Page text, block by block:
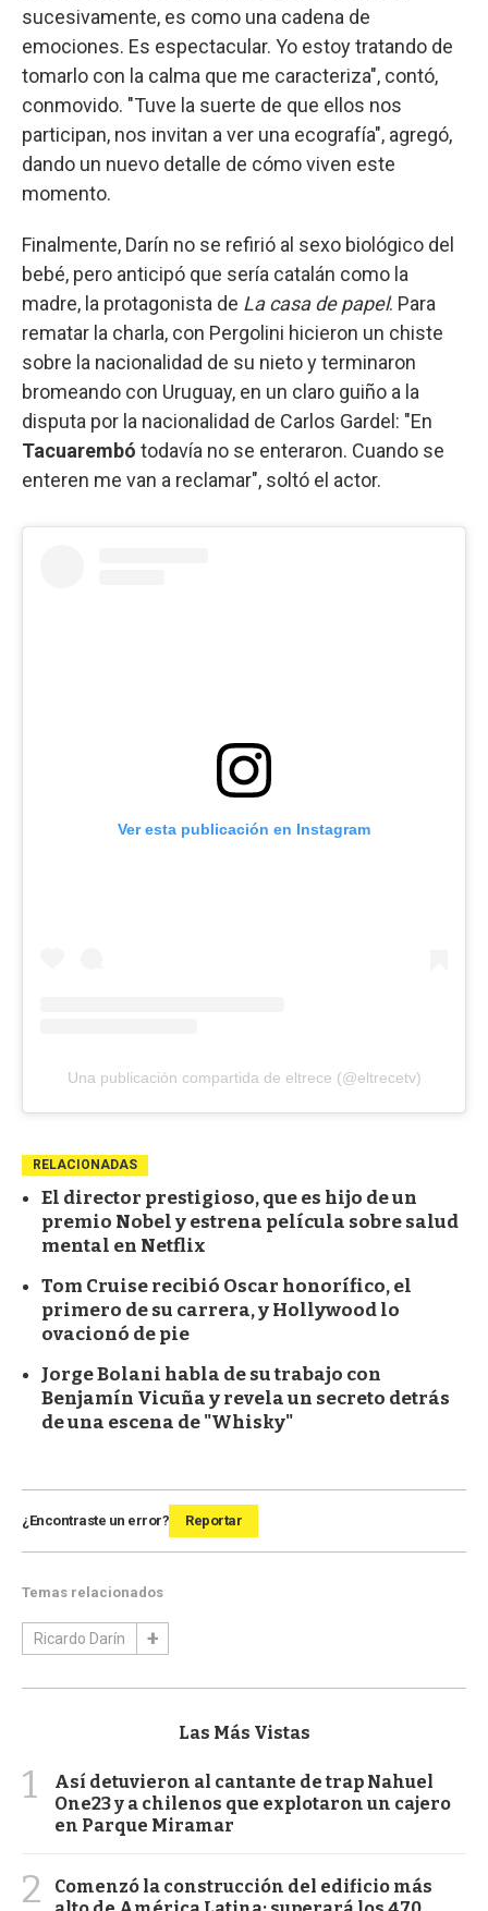
sucesivamente, es como una cadena de
emociones. Es espectacular. Yo estoy tratando de
tomarlo con la calma que me caracteriza", contó,
conmovido. "Tuve la suerte de que ellos nos
participan, nos invitan a ver una ecografía", agregó,
dando un nuevo detalle de cómo viven este
momento.
Finalmente, Darín no se refirió al sexo biológico del
bebé, pero anticipó que sería catalán como la
madre, la protagonista de La casa de papel. Para
rematar la charla, con Pergolini hicieron un chiste
sobre la nacionalidad de su nieto y terminaron
bromeando con Uruguay, en un claro guiño a la
disputa por la nacionalidad de Carlos Gardel: "En
Tacuarembó todavía no se enteraron. Cuando se
enteren me van a reclamar", soltó el actor.
Ver esta publicación en Instagram
Una publicación compartida de eltrece (@eltrecetv)
RELACIONADAS
El director prestigioso, que es hijo de un
premio Nobel y estrena película sobre salud
mental en Netflix
Tom Cruise recibió Oscar honorífico, el
primero de su carrera, y Hollywood lo
ovacionó de pie
Jorge Bolani habla de su trabajo con
Benjamín Vicuña y revela un secreto detrás
de una escena de "Whisky"
¿Encontraste un error? Reportar
Temas relacionados
Ricardo Darín
Las Más Vistas
1
Así detuvieron al cantante de trap Nahuel
One23 y a chilenos que explotaron un cajero
en Parque Miramar
2
Comenzó la construcción del edificio más